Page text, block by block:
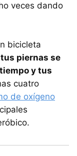
veces dando
bicicleta
piernas se
y tus
cuatro
de oxígeno